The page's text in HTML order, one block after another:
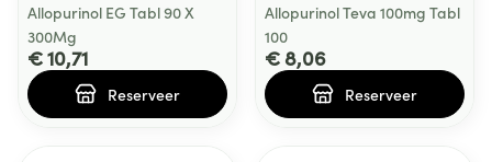
Allopurinol EG Tabl 90 X
300Mg
€ 10,71
Reserveer
Allopurinol Teva 100mg Tabl
100
€ 8,06
Reserveer